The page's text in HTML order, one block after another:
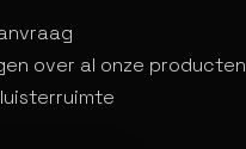
over al onze producten